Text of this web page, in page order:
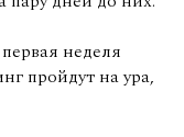
неделя
пройдут на ура,